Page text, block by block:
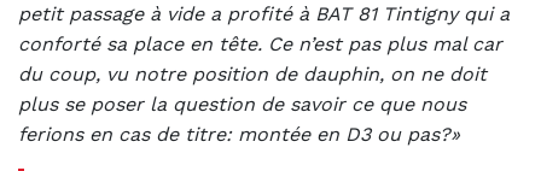
petit passage à vide a profité à BAT 81 Tintigny qui a
conforté sa place en tête. Ce n’est pas plus mal car
du coup, vu notre position de dauphin, on ne doit
plus se poser la question de savoir ce que nous
ferions en cas de titre: montée en D3 ou pas?»